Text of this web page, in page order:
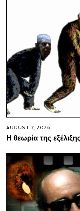
AUGUST 7, 2026
Η θεωρία της εξέλιξης